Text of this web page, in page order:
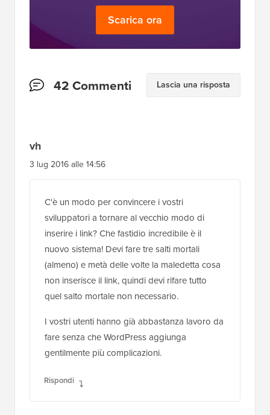
Scarica ora
Interazioni
42 Commenti Lascia una risposta
vh
3 lug 2016 alle 14:56
C'è un modo per convincere i vostri
sviluppatori a tornare al vecchio modo di
inserire i link? Che fastidio incredibile è il
nuovo sistema! Devi fare tre salti mortali
(almeno) e metà delle volte la maledetta cosa
non inserisce il link, quindi devi rifare tutto
quel salto mortale non necessario.
I vostri utenti hanno già abbastanza lavoro da
fare senza che WordPress aggiunga
gentilmente più complicazioni.
Rispondi